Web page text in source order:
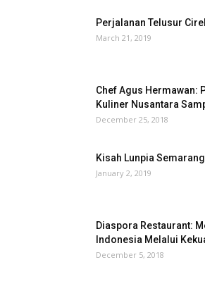
Perjalanan Telusur
March 21, 2019
Chef Agus Hermawan:
Kuliner Nusantara
December 25, 2018
Kisah Lunpia
January 2, 2019
Diaspora Restaurant:
Indonesia Melalui
December 5, 2018